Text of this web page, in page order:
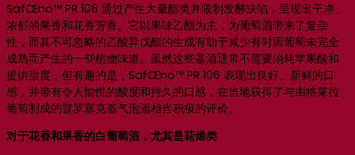
SafŒno™ PR 106 通过产生大量酯类并限制发酵缺陷，呈现出干净、
浓郁的果香和花香芳香。它以果味乙酯为主，为葡萄酒带来了复杂
性，而其不可忽略的乙酸异戊酯的生成有助于减少有时因葡萄未完全
成熟而产生的一些植物味道。虽然这些基酒通常不需要消耗苹果酸和
提供甜度，但有趣的是，SafŒno™ PR 106 表现出良好、新鲜的口
感，并带有令人愉悦的酸度和持久的口感，在当地获得了与由格莱拉
葡萄制成的普罗塞克基气泡酒相当积极的评价。
对于花香和果香的白葡萄酒，尤其是萜烯类